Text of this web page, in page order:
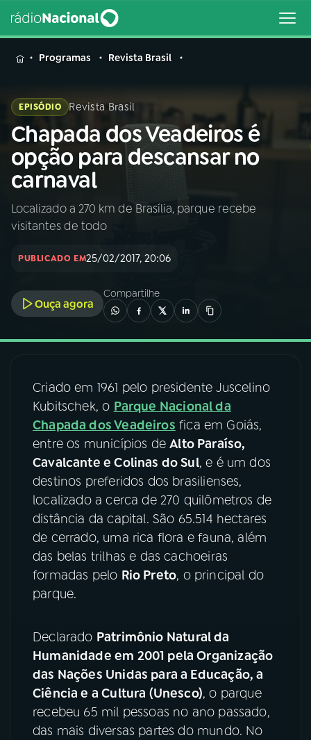
MENU
Buscar
na
Rádio
Nacional
Buscar
AO VIVO
INÍCIO
A RÁDIO
03PROGRAMAÇÃO
04PROGRAMAS
06VIDEOCASTS
08FESTIVAL DE MÚSICA
YouTube Facebook
Instagram
TikTok
Programas Revista Brasil
EPISÓDIO Revista Brasil
Chapada dos Veadeiros é
opção para descansar no
carnaval
Localizado a 270 km de Brasília, parque recebe
visitantes de todo
PUBLICADO EM25/02/2017, 20:06
Ouça agora
Compartilhe
Criado em 1961 pelo presidente Juscelino
Kubitschek, o Parque Nacional da
Chapada dos Veadeiros fica em Goiás,
entre os municípios deAlto Paraíso,
Cavalcante e Colinas do Sul, e é um dos
destinos preferidos dos brasilienses,
localizado a cerca de 270 quilômetros de
distância da capital. São 65.514 hectares
de cerrado, uma rica flora e fauna, além
das belas trilhas e das cachoeiras
formadas pelo Rio Preto, o principal do
parque.
Declarado Patrimônio Natural da
Humanidade em 2001 pela Organização
das Nações Unidas para a Educação, a
Ciência e a Cultura (Unesco), o parque
recebeu 65 mil pessoas no ano passado,
das mais diversas partes do mundo. No